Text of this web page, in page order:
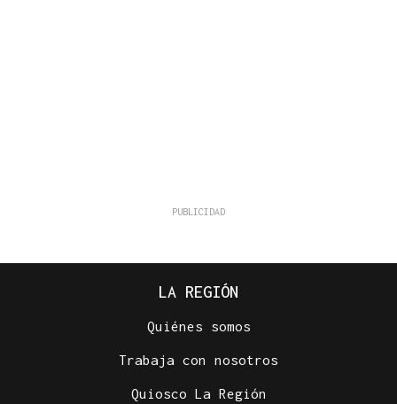
LA REGIÓN
Quiénes somos
Trabaja con nosotros
Quiosco La Región